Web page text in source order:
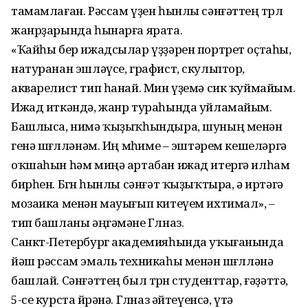
тамамлаған. Рәссам үҙен һынлы сәнғәттең төрлө
жанрҙарында һынарға ярата.
«Ҡайһы бер ижадсылар үҙҙәрен портрет оҫтаһы,
натуранан эшләүсе, графист, скульптор,
акварелист тип һанай. Мин үҙемә сик ҡуймайым.
Ижад иткәндә, жанр тураһында уйламайым.
Башлыса, нимә ҡыҙыҡһындыра, шуның менән
генә шөғөлләнәм. Иң мөһиме – эштәрем кешеләргә
оҡшаһын һәм миңә артабан ижад итергә илһам
бирһен. Бөгөн һынлы сәнғәт ҡыҙыҡтыра, ә иртәгә
мозаика менән мауығып китеүем ихтимал», –
тип башланы әңгәмәне Гөлназ.
Санкт-Петербург академияһында уҡығанында
йәш рәссам эмаль техникаһы менән шөғөлләнә
башлай. Сәнғәттең был төрөн студенттар, ғәҙәттә,
5-се курста өйрәнә. Гөлназ әйтеүенсә, үтә